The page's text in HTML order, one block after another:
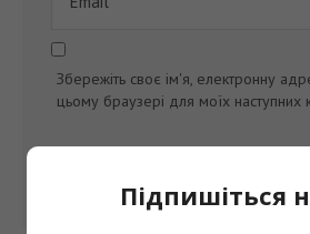
Збережіть своє ім'я, електронну
цьому браузері для моїх наступних
Підпишіться